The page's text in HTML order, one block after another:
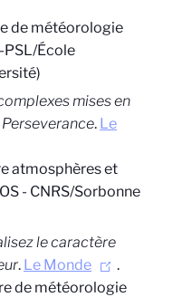
de météorologie
PSL/École
mises en
. Le
atmosphères et
- CNRS/Sorbonne
le caractère
. Le Monde
.
de météorologie